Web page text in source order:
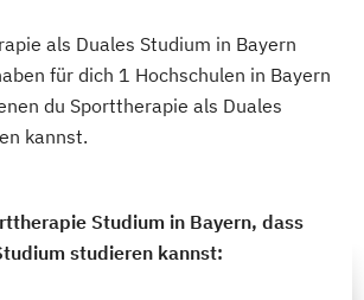
als Duales Studium in Bayern
für dich 1 Hochschulen in Bayern
du Sporttherapie als Duales
kannst.
Studium in Bayern, dass
studieren kannst: